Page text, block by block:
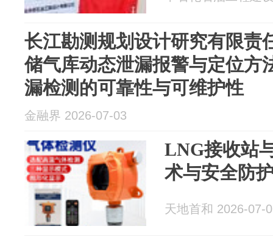
长江勘测规划设计研究有限责
储气库动态泄漏报警与定位方
漏检测的可靠性与可维护性
金融界 2026-07-03
LNG接收站
术与安全防
天地首和 2026-07-